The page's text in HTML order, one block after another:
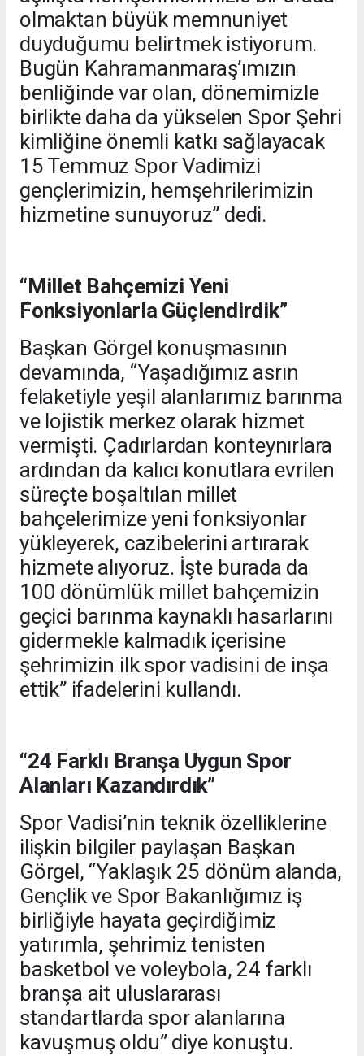
olmaktan büyük memnuniyet
duyduğumu belirtmek istiyorum.
Bugün Kahramanmaraş’ımızın
benliğinde var olan, dönemimizle
birlikte daha da yükselen Spor Şehri
kimliğine önemli katkı sağlayacak
15 Temmuz Spor Vadimizi
gençlerimizin, hemşehrilerimizin
hizmetine sunuyoruz” dedi.
“Millet Bahçemizi Yeni
Fonksiyonlarla Güçlendirdik”
Başkan Görgel konuşmasının
devamında, “Yaşadığımız asrın
felaketiyle yeşil alanlarımız barınma
ve lojistik merkez olarak hizmet
vermişti. Çadırlardan konteynırlara
ardından da kalıcı konutlara evrilen
süreçte boşaltılan millet
bahçelerimize yeni fonksiyonlar
yükleyerek, cazibelerini artırarak
hizmete alıyoruz. İşte burada da
100 dönümlük millet bahçemizin
geçici barınma kaynaklı hasarlarını
gidermekle kalmadık içerisine
şehrimizin ilk spor vadisini de inşa
ettik” ifadelerini kullandı.
“24 Farklı Branşa Uygun Spor
Alanları Kazandırdık”
Spor Vadisi’nin teknik özelliklerine
ilişkin bilgiler paylaşan Başkan
Görgel, “Yaklaşık 25 dönüm alanda,
Gençlik ve Spor Bakanlığımız iş
birliğiyle hayata geçirdiğimiz
yatırımla, şehrimiz tenisten
basketbol ve voleybola, 24 farklı
branşa ait uluslararası
standartlarda spor alanlarına
kavuşmuş oldu” diye konuştu.